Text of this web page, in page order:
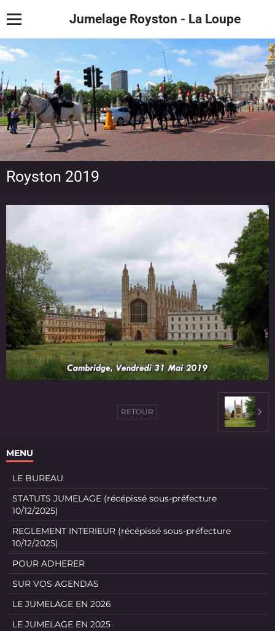
Jumelage Royston - La Loupe
Royston 2019
RETOUR
MENU
LE BUREAU
STATUTS JUMELAGE (récépissé sous-préfecture
10/12/2025)
REGLEMENT INTERIEUR (récépissé sous-préfecture
10/12/2025)
POUR ADHERER
SUR VOS AGENDAS
LE JUMELAGE EN 2026
LE JUMELAGE EN 2025